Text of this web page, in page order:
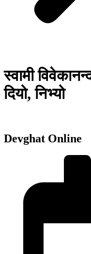
स्वामी
दियो, निभ्यो
Devghat Online